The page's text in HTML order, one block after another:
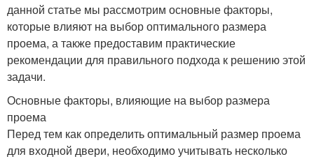
данной статье мы рассмотрим основные факторы,
которые влияют на выбор оптимального размера
проема, а также предоставим практические
рекомендации для правильного подхода к решению этой
задачи.
Основные факторы, влияющие на выбор размера
проема
Перед тем как определить оптимальный размер проема
для входной двери, необходимо учитывать несколько